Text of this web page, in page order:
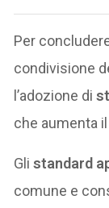
Per
condivisione
l’adozione di
che aumenta
Glistandard
comune e